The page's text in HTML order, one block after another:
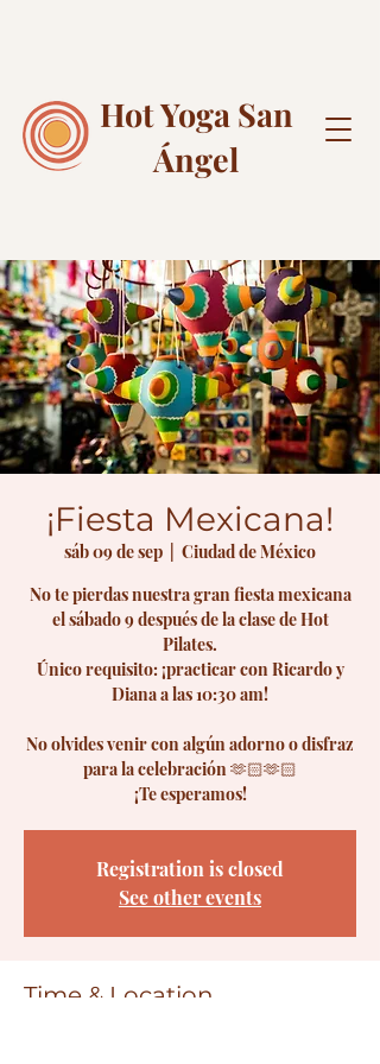
Hot Yoga San
Ángel
¡Fiesta Mexicana!
sáb 09 de sep
Ciudad de México
No te pierdas nuestra gran fiesta mexicana
el sábado 9 después de la clase de Hot
Pilates.
Único requisito: ¡practicar con Ricardo y
Diana a las 10:30 am!
No olvides venir con algún adorno o disfraz
para la celebración 🫶🏻🫶🏻
¡Te esperamos!
Registration is closed
See other events
Time & Location